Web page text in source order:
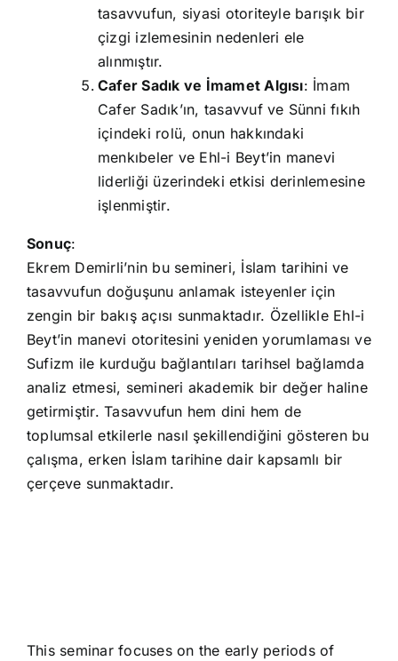
tasavvufun, siyasi otoriteyle barışık bir
çizgi izlemesinin nedenleri ele
alınmıştır.
Cafer Sadık ve İmamet Algısı: İmam
Cafer Sadık’ın, tasavvuf ve Sünni fıkıh
içindeki rolü, onun hakkındaki
menkıbeler ve Ehl-i Beyt’in manevi
liderliği üzerindeki etkisi derinlemesine
işlenmiştir.
Sonuç:
Ekrem Demirli’nin bu semineri, İslam tarihini ve
tasavvufun doğuşunu anlamak isteyenler için
zengin bir bakış açısı sunmaktadır. Özellikle Ehl-i
Beyt’in manevi otoritesini yeniden yorumlaması ve
Sufizm ile kurduğu bağlantıları tarihsel bağlamda
analiz etmesi, semineri akademik bir değer haline
getirmiştir. Tasavvufun hem dini hem de
toplumsal etkilerle nasıl şekillendiğini gösteren bu
çalışma, erken İslam tarihine dair kapsamlı bir
çerçeve sunmaktadır.
This seminar focuses on the early periods of